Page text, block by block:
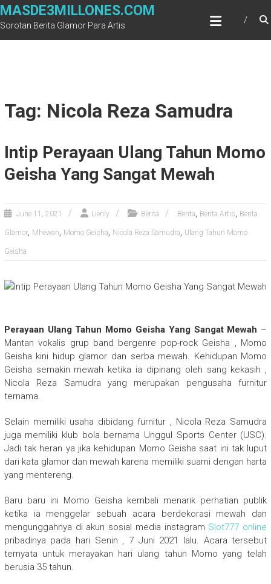
Skip
to
MASDE3MILLONES.COM
Sorotan Berita Glamor Para Artis
Tag: Nicola Reza Samudra
Intip Perayaan Ulang Tahun Momo
Geisha Yang Sangat Mewah
June 11, 2021 Lienly Berita Berita, Berita Artis, Berita
Glamor, Mhewan, Momo Geisha, Nicola Reza Samudra, Ulang Tahun Momo
Geisha
Perayaan Ulang Tahun Momo Geisha Yang Sangat Mewah –
Mantan vokalis grup band bergenre pop-rock Geisha , Momo
Geisha kini hidup glamor dan serba mewah. Kehidupan Momo
Geisha semakin mewah ketika ia dipinang oleh sang kekasih ,
Nicola Reza Samudra yang merupakan pengusaha furnitur
ternama.
Selain memiliki usaha dibidang furnitur , Nicola Reza Samudra
juga memiliki klub bola bernama Unggul Sports Center (USC).
Jadi tak heran ya jika kehidupan Momo Geisha saat ini tak luput
dari kata glamor dan mewah karena memiliki suami dengan harta
yang mentereng.
Baru baru ini Momo Geisha kembali menarik perhatian publik
ketika ia menggelar sebuah acara berdekorasi mewah dan
mengunggahnya di akun sosial media instagram Slot777 online
pribadinya pada hari Senin , 7 Juni 2021 lalu. Acara tersebut
ternyata untuk merayakan hari ulang tahun Momo yang telah
berusia 35 tahun.